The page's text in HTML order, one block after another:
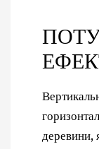
деревини,